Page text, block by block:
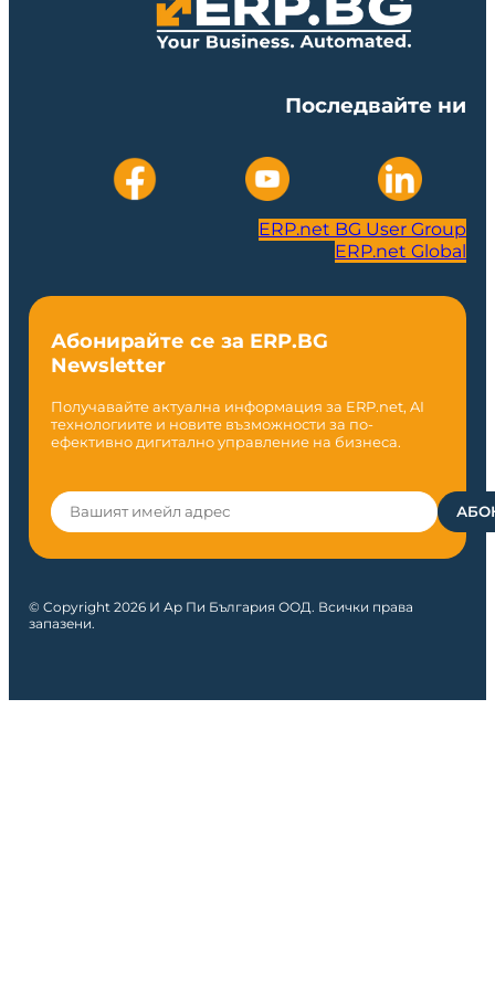
Последвайте ни
ERP.net BG User Group
ERP.net Global
Абонирайте се за ERP.BG
Newsletter
Получавайте актуална информация за ERP.net, AI
технологиите и новите възможности за по-
ефективно дигитално управление на бизнеса.
© Copyright 2026 И Ар Пи България ООД. Всички права
запазени.